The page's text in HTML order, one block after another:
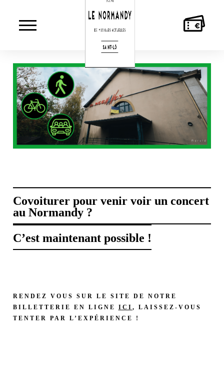
NORMANDY
MUSICIEN·NES
Covoiturer pour venir voir un concert
au Normandy ?
C’est maintenant possible !
RENDEZ VOUS SUR LE SITE DE NOTRE
BILLETTERIE EN LIGNE ICI , LAISSEZ-VOUS
TENTER PAR L’EXPÉRIENCE !